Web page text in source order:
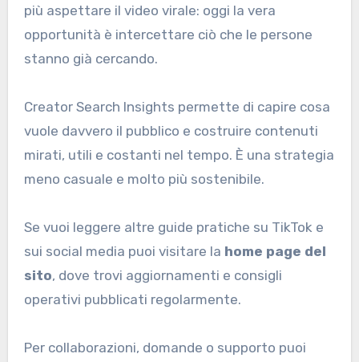
più aspettare il video virale: oggi la vera
opportunità è intercettare ciò che le persone
stanno già cercando.
Creator Search Insights permette di capire cosa
vuole davvero il pubblico e costruire contenuti
mirati, utili e costanti nel tempo. È una strategia
meno casuale e molto più sostenibile.
Se vuoi leggere altre guide pratiche su TikTok e
sui social media puoi visitare la home page del
sito, dove trovi aggiornamenti e consigli
operativi pubblicati regolarmente.
Per collaborazioni, domande o supporto puoi